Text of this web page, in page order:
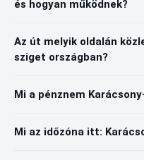
és hogyan működnek?
Az út melyik oldalán
sziget országban?
Mi a pénznem
Mi az időzóna itt: